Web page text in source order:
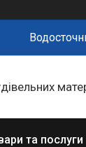
та послуги